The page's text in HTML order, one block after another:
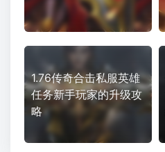
1.76传奇合击私服英雄
任务新手玩家的升级攻
略